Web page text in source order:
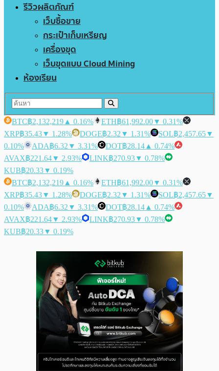
รีวิวผลิตภัณฑ์
เว็บซื้อขาย
กระเป๋าเก็บเหรียญ
เครื่องขุด
เว็บขุดแบบ Cloud Mining
ห้องเรียน
BTC฿2,132,219 ▲ 0.16% ETH฿61,992.00▼ 0.31%
XRP฿35.43▼ 1.28% DOGE฿2.32 ▼ 1.31% SOL฿2,457.65▼
0.10%
ADA฿6.32 ▼ 3.31% DOT฿28.14 ▲ 0.74%
AVAX฿221.64▼ 2.93% LINK฿270.93▼ 0.78%
KUB฿20.33▼ 0.19%
BTC฿2,132,219 ▲ 0.16% ETH฿61,992.00▼ 0.31%
XRP฿35.43▼ 1.28% DOGE฿2.32 ▼ 1.31% SOL฿2,457.65▼
0.10%
ADA฿6.32 ▼ 3.31% DOT฿28.14 ▲ 0.74%
AVAX฿221.64▼ 2.93% LINK฿270.93▼ 0.78%
KUB฿20.33▼ 0.19%